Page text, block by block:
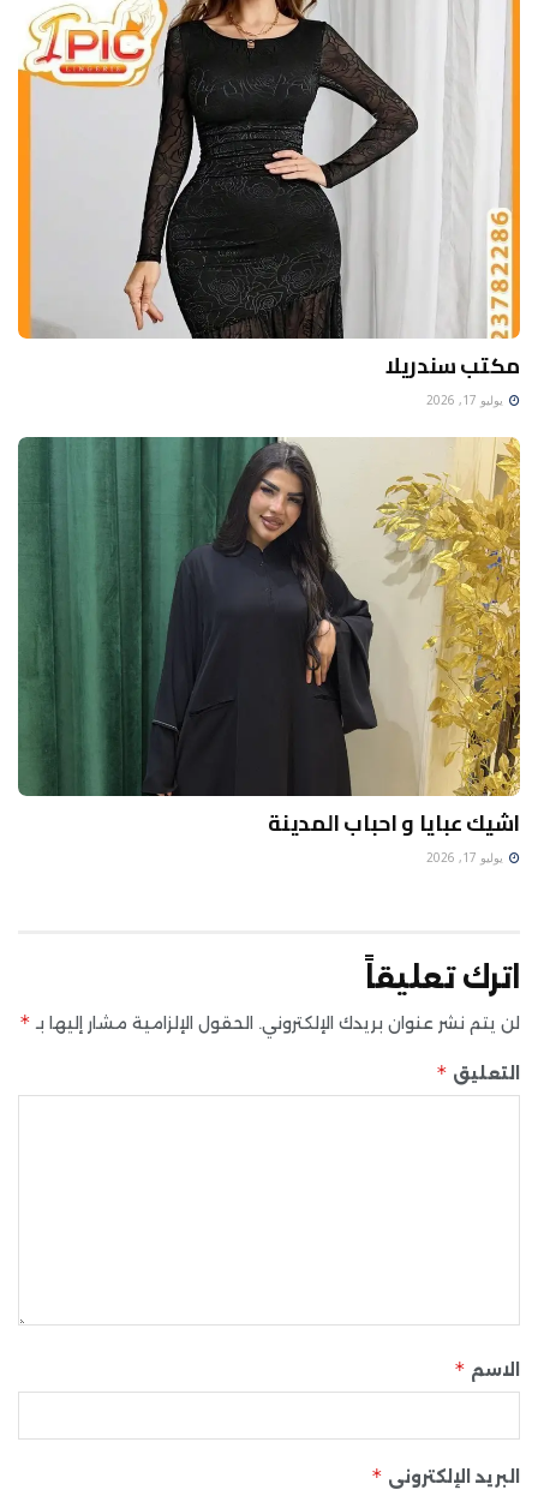
مكتب سندريلا
يوليو 17, 2026
اشيك عبايا و احباب المدينة
يوليو 17, 2026
اترك تعليقاً
لن يتم نشر عنوان بريدك الإلكتروني. الحقول الإلزامية مشار إليها بـ *
التعليق *
الاسم *
البريد الإلكتروني *